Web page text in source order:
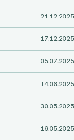
21.12.2025
17.12.2025
05.07.2025
14.06.2025
30.05.2025
16.05.2025